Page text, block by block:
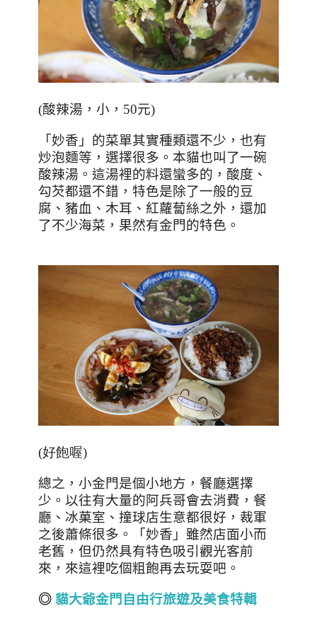
(酸辣湯，小， 50元)
「妙香」的菜單其實種類還不少，也有
炒泡麵等，選擇很多。本貓也叫了一碗
酸辣湯。這湯裡的料還蠻多的，酸度、
勾芡都還不錯，特色是除了一般的豆
腐、豬血、木耳、紅蘿蔔絲之外，還加
了不少海菜，果然有金門的特色。
(好飽喔)
總之，小金門是個小地方，餐廳選擇
少。以往有大量的阿兵哥會去消費，餐
廳、冰菓室、撞球店生意都很好，裁軍
之後蕭條很多。「妙香」雖然店面小而
老舊，但仍然具有特色吸引觀光客前
來，來這裡吃個粗飽再去玩耍吧。
◎ 貓大爺金門自由行旅遊及美食特輯